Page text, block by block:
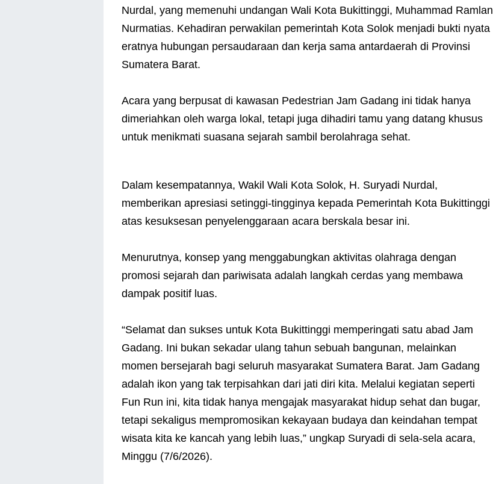
Nurdal, yang memenuhi undangan Wali Kota Bukittinggi, Muhammad Ramlan
Nurmatias. Kehadiran perwakilan pemerintah Kota Solok menjadi bukti nyata
eratnya hubungan persaudaraan dan kerja sama antardaerah di Provinsi
Sumatera Barat.
Acara yang berpusat di kawasan Pedestrian Jam Gadang ini tidak hanya
dimeriahkan oleh warga lokal, tetapi juga dihadiri tamu yang datang khusus
untuk menikmati suasana sejarah sambil berolahraga sehat.
Dalam kesempatannya, Wakil Wali Kota Solok, H. Suryadi Nurdal,
memberikan apresiasi setinggi-tingginya kepada Pemerintah Kota Bukittinggi
atas kesuksesan penyelenggaraan acara berskala besar ini.
Menurutnya, konsep yang menggabungkan aktivitas olahraga dengan
promosi sejarah dan pariwisata adalah langkah cerdas yang membawa
dampak positif luas.
“Selamat dan sukses untuk Kota Bukittinggi memperingati satu abad Jam
Gadang. Ini bukan sekadar ulang tahun sebuah bangunan, melainkan
momen bersejarah bagi seluruh masyarakat Sumatera Barat. Jam Gadang
adalah ikon yang tak terpisahkan dari jati diri kita. Melalui kegiatan seperti
Fun Run ini, kita tidak hanya mengajak masyarakat hidup sehat dan bugar,
tetapi sekaligus mempromosikan kekayaan budaya dan keindahan tempat
wisata kita ke kancah yang lebih luas,” ungkap Suryadi di sela-sela acara,
Minggu (7/6/2026).